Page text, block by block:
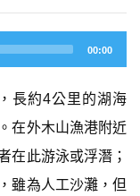
00:00
長約4公里的湖海
在外木山漁港附近
在此游泳或浮潛；
雖為人工沙灘，但